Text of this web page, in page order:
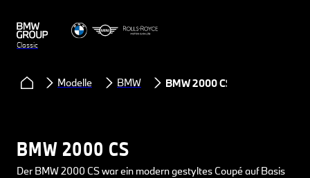
Classic
Modelle BMW BMW 2000 CS
BMW 2000 CS
Der BMW 2000 CS war ein modern gestyltes Coupé auf Basis